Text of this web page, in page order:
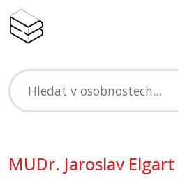
MUDr. Jaroslav Elgart